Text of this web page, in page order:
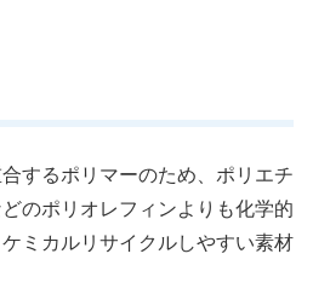
するポリマーのため、ポリエチ
のポリオレフィンよりも化学的
ミカルリサイクルしやすい素材